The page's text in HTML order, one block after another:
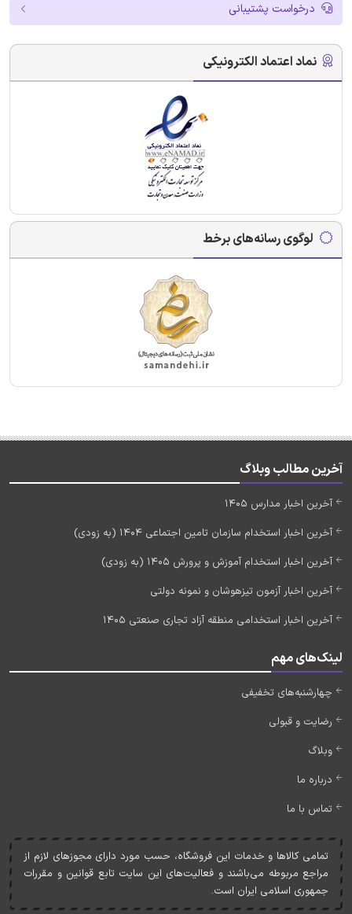
درخواست پشتیبانی
نماد اعتماد الکترونیکی
لوگوی رسانه‌های برخط
آخرین مطالب وبلاگ
آخرین اخبار مدارس 1405
آخرین اخبار استخدام سازمان تامین اجتماعی 1404 (به زودی)
آخرین اخبار استخدام آموزش و پرورش 1405 (به زودی)
آخرین اخبار آزمون تیزهوشان و نمونه دولتی
آخرین اخبار استخدامی منطقه آزاد تجاری صنعتی 1405
لینک‌های مهم
چهارشنبه‌های تخفیفی
رضایت و قبولی
وبلاگ
درباره ما
تماس با ما
تمامی کالاها و خدمات اين فروشگاه، حسب مورد دارای مجوزهای لازم از
مراجع مربوطه می‌باشند و فعاليت‌های اين سايت تابع قوانين و مقررات
جمهوری اسلامی ايران است.